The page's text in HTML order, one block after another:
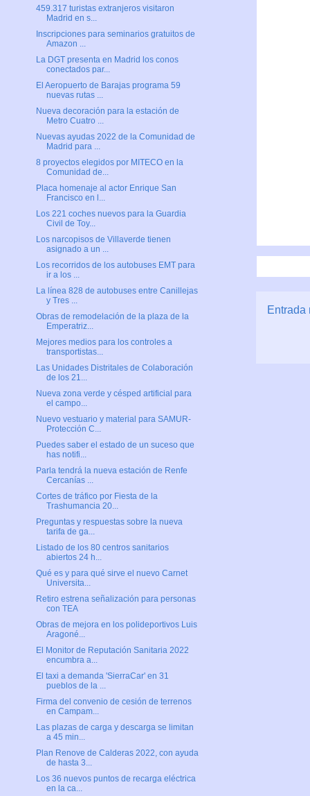
Entrada
459.317 turistas extranjeros visitaron
Madrid en s...
Inscripciones para seminarios gratuitos de
Amazon ...
La DGT presenta en Madrid los conos
conectados par...
El Aeropuerto de Barajas programa 59
nuevas rutas ...
Nueva decoración para la estación de
Metro Cuatro ...
Nuevas ayudas 2022 de la Comunidad de
Madrid para ...
8 proyectos elegidos por MITECO en la
Comunidad de...
Placa homenaje al actor Enrique San
Francisco en l...
Los 221 coches nuevos para la Guardia
Civil de Toy...
Los narcopisos de Villaverde tienen
asignado a un ...
Los recorridos de los autobuses EMT para
ir a los ...
La línea 828 de autobuses entre Canillejas
y Tres ...
Obras de remodelación de la plaza de la
Emperatriz...
Mejores medios para los controles a
transportistas...
Las Unidades Distritales de Colaboración
de los 21...
Nueva zona verde y césped artificial para
el campo...
Nuevo vestuario y material para SAMUR-
Protección C...
Puedes saber el estado de un suceso que
has notifi...
Parla tendrá la nueva estación de Renfe
Cercanías ...
Cortes de tráfico por Fiesta de la
Trashumancia 20...
Preguntas y respuestas sobre la nueva
tarifa de ga...
Listado de los 80 centros sanitarios
abiertos 24 h...
Qué es y para qué sirve el nuevo Carnet
Universita...
Retiro estrena señalización para personas
con TEA
Obras de mejora en los polideportivos Luis
Aragoné...
El Monitor de Reputación Sanitaria 2022
encumbra a...
El taxi a demanda 'SierraCar' en 31
pueblos de la ...
Firma del convenio de cesión de terrenos
en Campam...
Las plazas de carga y descarga se limitan
a 45 min...
Plan Renove de Calderas 2022, con ayuda
de hasta 3...
Los 36 nuevos puntos de recarga eléctrica
en la ca...